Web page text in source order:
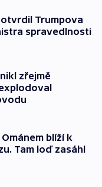
Trumpova
spravedlnosti
zřejmě
blíží k
Tam loď zasáhl